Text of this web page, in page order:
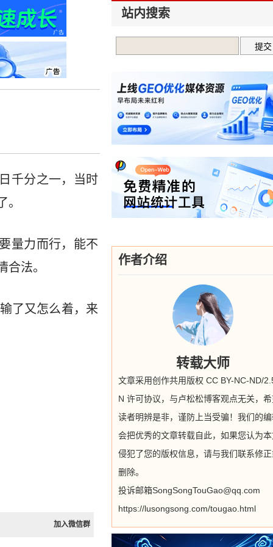
千分之一，当时
量力而行，能不
法。
了又怎么着，来
加入微信群
站内搜索
作者介绍
转载大师
文章采用创作共用版权 CC BY-NC-ND/
N 许可协议，与卢松松博客观点无关，
读者明辨是非，谨防上当受骗！我们的
会把优秀的文章转载自此，如果您认为
侵犯了您的版权信息，请与我们联系修
删除。
投诉邮箱SongSongTouGao@qq.com
https://lusongsong.com/tougao.html